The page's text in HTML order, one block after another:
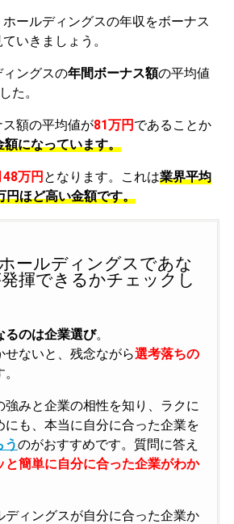
ールディングスの年収をボーナス
いきましょう。
ングスの年間ボーナス額の平均値
た。
額の平均値が81万円 であることか
額になっています。
48万円 となります。これは業界平均
円ほど高い金額です。
ールディングスであな
揮できるかチェックし
るのは企業選び。
せないと、残念ながら選考落ちの
強みと企業の相性を知り、ラクに
にも、本当に自分に合った企業を
うのがおすすめです。質問に答え
と簡単に自分に合った企業がわか
ディングスが自分に合った企業か